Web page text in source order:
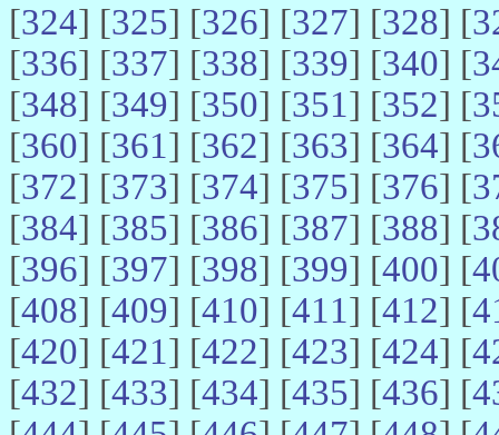
[324] [325] [326] [327] [328] [
[336] [337] [338] [339] [340] [
[348] [349] [350] [351] [352] [
[360] [361] [362] [363] [364] [
[372] [373] [374] [375] [376] [
[384] [385] [386] [387] [388] [
[396] [397] [398] [399] [400] [
[408] [409] [410] [411] [412] [
[420] [421] [422] [423] [424] [
[432] [433] [434] [435] [436] [